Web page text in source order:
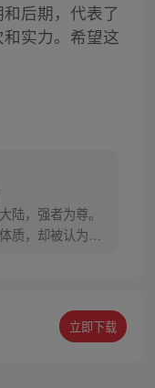
后期，代表了
实力。希望这
陆，强者为尊。
质，却被认为是
立即下载